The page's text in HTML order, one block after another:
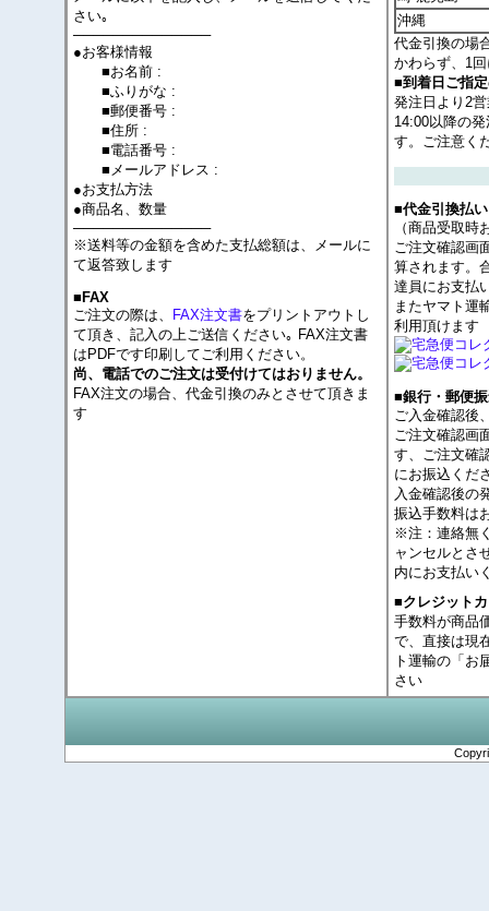
さい｡
──────────────
●お客様情報
■お名前 :
■ふりがな :
■郵便番号 :
■住所 :
■電話番号 :
■メールアドレス :
●お支払方法
●商品名、数量
──────────────
※送料等の金額を含めた支払総額は、メールに
て返答致します
■FAX
ご注文の際は、 FAX注文書をプリントアウトし
て頂き、記入の上ご送信ください｡ FAX注文書
はPDFです印刷してご利用ください。
尚、電話でのご注文は受付けてはおりません。
FAX注文の場合、代金引換のみとさせて頂きま
す
沖縄
代金引換の場
かわらず、1
■到着日ご指
発注日より2
14:00以降の
す。ご注意く
■代金引換払い
（商品受取時
ご注文確認画
算されます。
達員にお支払
またヤマト運
利用頂けます
■銀行・郵便
ご入金確認後
ご注文確認画
す、ご注文確
にお振込くだ
入金確認後の
振込手数料は
※注：連絡無
ャンセルとさ
内にお支払い
■クレジット
手数料が商品
で、直接は現
ト運輸の「お
さい